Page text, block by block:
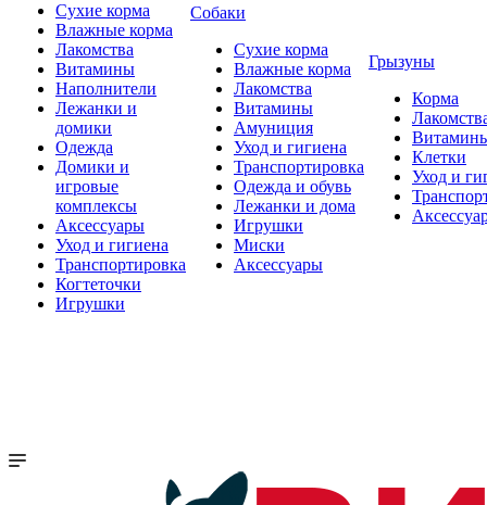
Сухие корма
Влажные корма
Лакомства
Витамины
Наполнители
Лежанки и
домики
Одежда
Домики и
игровые
комплексы
Аксессуары
Уход и гигиена
Транспортировка
Когтеточки
Игрушки
Собаки
Сухие корма
Влажные корма
Лакомства
Витамины
Амуниция
Уход и гигиена
Транспортировка
Одежда и обувь
Лежанки и дома
Игрушки
Миски
Аксессуары
Грызуны
Корма
Клетки
Уход и